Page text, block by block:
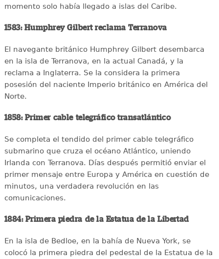
momento solo había llegado a islas del Caribe.
1583: Humphrey Gilbert reclama Terranova
El navegante británico Humphrey Gilbert desembarca
en la isla de Terranova, en la actual Canadá, y la
reclama a Inglaterra. Se la considera la primera
posesión del naciente Imperio británico en América del
Norte.
1858: Primer cable telegráfico transatlántico
Se completa el tendido del primer cable telegráfico
submarino que cruza el océano Atlántico, uniendo
Irlanda con Terranova. Días después permitió enviar el
primer mensaje entre Europa y América en cuestión de
minutos, una verdadera revolución en las
comunicaciones.
1884: Primera piedra de la Estatua de la Libertad
En la isla de Bedloe, en la bahía de Nueva York, se
colocó la primera piedra del pedestal de la Estatua de la